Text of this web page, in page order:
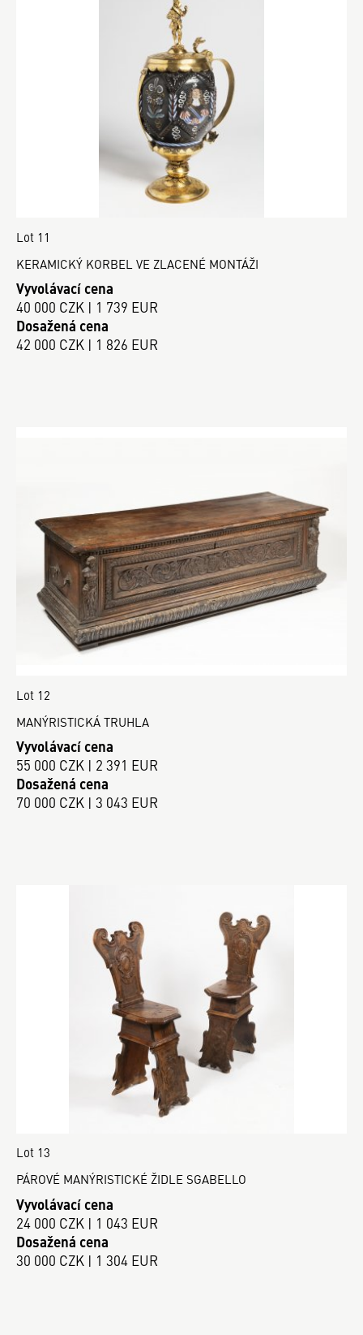
Lot 11
KERAMICKÝ KORBEL VE ZLACENÉ MONTÁŽI
Vyvolávací cena
40 000 CZK | 1 739 EUR
Dosažená cena
42 000 CZK | 1 826 EUR
Lot 12
MANÝRISTICKÁ TRUHLA
Vyvolávací cena
55 000 CZK | 2 391 EUR
Dosažená cena
70 000 CZK | 3 043 EUR
Lot 13
PÁROVÉ MANÝRISTICKÉ ŽIDLE SGABELLO
Vyvolávací cena
24 000 CZK | 1 043 EUR
Dosažená cena
30 000 CZK | 1 304 EUR